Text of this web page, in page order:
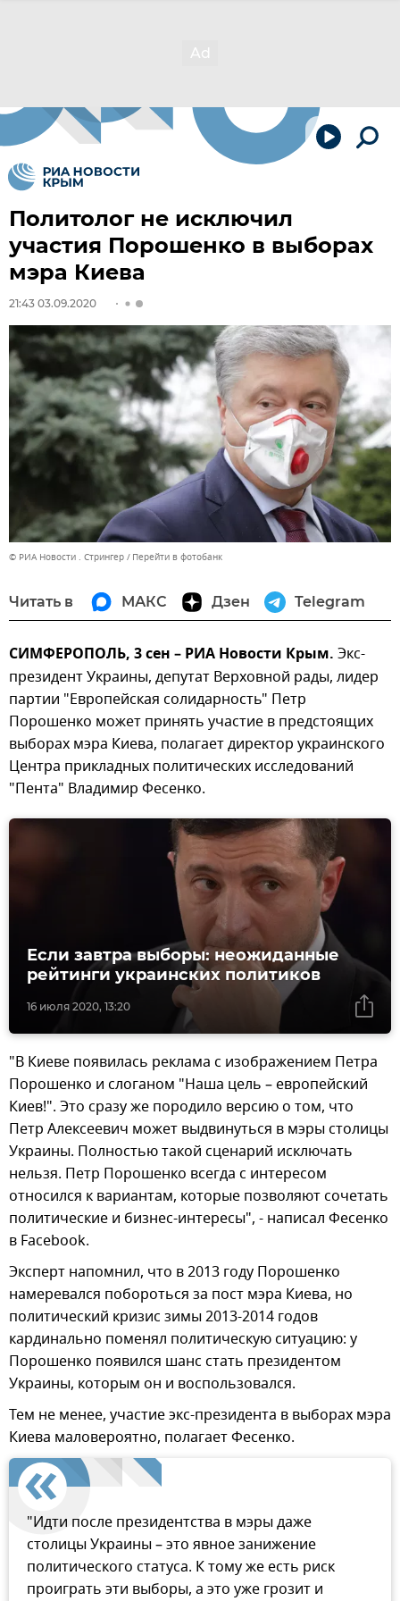
Политолог не исключил
участия Порошенко в выборах
мэра Киева
21:43 03.09.2020
© РИА Новости . Стрингер Перейти в фотобанк
Читать в МАКС Дзен Telegram
СИМФЕРОПОЛЬ, 3 сен – РИА Новости Крым. Экс-
президент Украины, депутат Верховной рады, лидер
партии "Европейская солидарность" Петр
Порошенко может принять участие в предстоящих
выборах мэра Киева, полагает директор украинского
Центра прикладных политических исследований
"Пента" Владимир Фесенко.
16 июля 2020, 13:20
Если завтра выборы: неожиданные
рейтинги украинских политиков
"В Киеве появилась реклама с изображением Петра
Порошенко и слоганом "Наша цель – европейский
Киев!". Это сразу же породило версию о том, что
Петр Алексеевич может выдвинуться в мэры столицы
Украины. Полностью такой сценарий исключать
нельзя. Петр Порошенко всегда с интересом
относился к вариантам, которые позволяют сочетать
политические и бизнес-интересы", - написал Фесенко
в Facebook.
Эксперт напомнил, что в 2013 году Порошенко
намеревался побороться за пост мэра Киева, но
политический кризис зимы 2013-2014 годов
кардинально поменял политическую ситуацию: у
Порошенко появился шанс стать президентом
Украины, которым он и воспользовался.
Тем не менее, участие экс-президента в выборах мэра
Киева маловероятно, полагает Фесенко.
"Идти после президентства в мэры даже
столицы Украины – это явное занижение
политического статуса. К тому же есть риск
проиграть эти выборы, а это уже грозит и